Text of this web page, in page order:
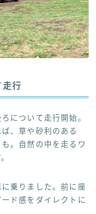
行
について走行開始。
、草や砂利のある
。自然の中を走るワ
乗りました。前に座
ド感をダイレクトに